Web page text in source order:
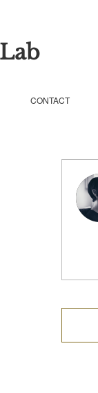
CONTACT